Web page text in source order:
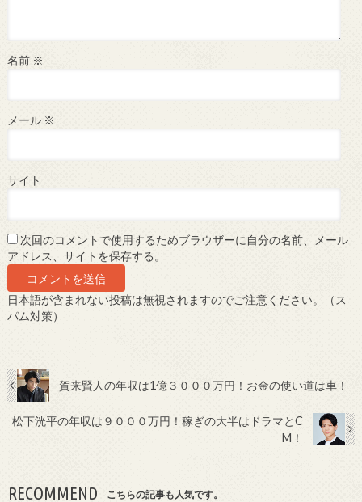
名前 ※
メール ※
サイト
次回のコメントで使用するためブラウザーに自分の名前、メール
アドレス、サイトを保存する。
日本語が含まれない投稿は無視されますのでご注意ください。（ス
パム対策）
賀来賢人の年収は1億３０００万円！お金の使い道は車！
松下洸平の年収は９０００万円！稼ぎの大半はドラマとC
M！
RECOMMEND こちらの記事も人気です。